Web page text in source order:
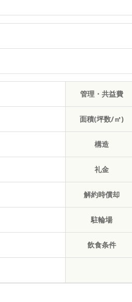
管理・共益費
面積(坪数/㎡)
構造
礼金
解約時償却
駐輪場
飲食条件